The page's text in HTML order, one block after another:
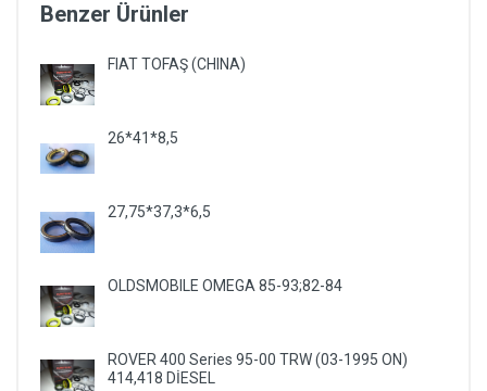
Benzer Ürünler
FIAT TOFAŞ (CHINA)
26*41*8,5
27,75*37,3*6,5
OLDSMOBILE OMEGA 85-93;82-84
ROVER 400 Series 95-00 TRW (03-1995 ON)
414,418 DİESEL